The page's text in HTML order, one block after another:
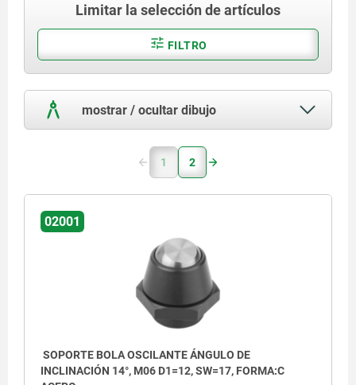
Limitar la selección de artículos
FILTRO
mostrar / ocultar dibujo
1 2
02001
SOPORTE BOLA OSCILANTE ÁNGULO DE
INCLINACIÓN 14°, M06 D1=12, SW=17, FORMA:C